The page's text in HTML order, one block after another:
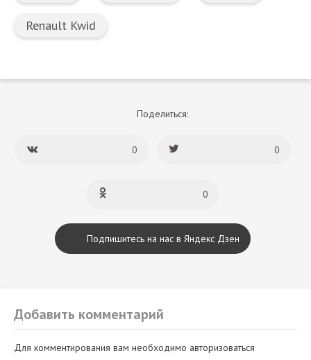
Renault Kwid
Поделиться:
0 0
0
Подпишитесь на нас в Яндекс Дзен
Добавить комментарий
Для комментирования вам необходимо авторизоваться